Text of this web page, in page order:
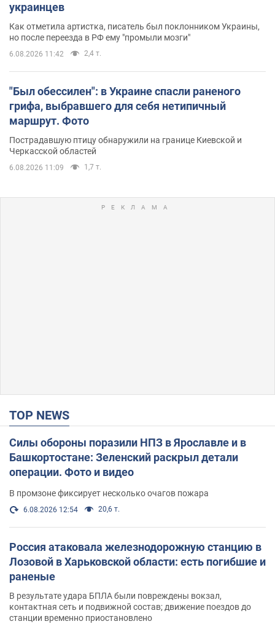
украинцев
Как отметила артистка, писатель был поклонником Украины,
но после переезда в РФ ему "промыли мозги"
6.08.2026 11:42 2,4 т.
"Был обессилен": в Украине спасли раненого
грифа, выбравшего для себя нетипичный
маршрут. Фото
Пострадавшую птицу обнаружили на границе Киевской и
Черкасской областей
6.08.2026 11:09 1,7 т.
TOP NEWS
Силы обороны поразили НПЗ в Ярославле и в
Башкортостане: Зеленский раскрыл детали
операции. Фото и видео
В промзоне фиксирует несколько очагов пожара
6.08.2026 12:54 20,6 т.
Россия атаковала железнодорожную станцию в
Лозовой в Харьковской области: есть погибшие и
раненые
В результате удара БПЛА были повреждены вокзал,
контактная сеть и подвижной состав; движение поездов до
станции временно приостановлено